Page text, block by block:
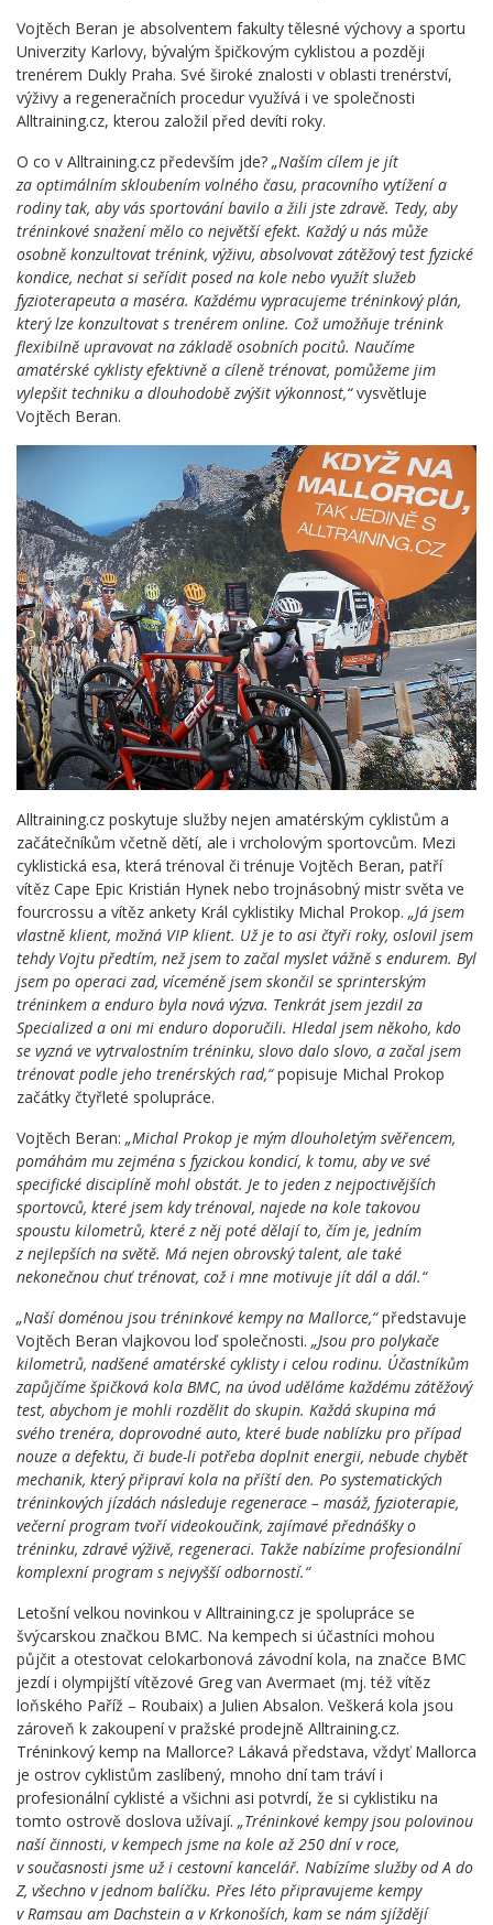
Vojtěch Beran je absolventem fakulty tělesné výchovy a sportu
Univerzity Karlovy, bývalým špičkovým cyklistou a později
trenérem Dukly Praha. Své široké znalosti v oblasti trenérství,
výživy a regeneračních procedur využívá i ve společnosti
Alltraining.cz, kterou založil před devíti roky.
O co v Alltraining.cz především jde? „Naším cílem je jít
za optimálním skloubením volného času, pracovního vytížení a
rodiny tak, aby vás sportování bavilo a žili jste zdravě. Tedy, aby
tréninkové snažení mělo co největší efekt. Každý u nás může
osobně konzultovat trénink, výživu, absolvovat zátěžový test fyzické
kondice, nechat si seřídit posed na kole nebo využít služeb
fyzioterapeuta a maséra. Každému vypracujeme tréninkový plán,
který lze konzultovat s trenérem online. Což umožňuje trénink
flexibilně upravovat na základě osobních pocitů. Naučíme
amatérské cyklisty efektivně a cíleně trénovat, pomůžeme jim
vylepšit techniku a dlouhodobě zvýšit výkonnost,“vysvětluje
Vojtěch Beran.
Alltraining.cz poskytuje služby nejen amatérským cyklistům a
začátečníkům včetně dětí, ale i vrcholovým sportovcům. Mezi
cyklistická esa, která trénoval či trénuje Vojtěch Beran, patří
vítěz Cape Epic Kristián Hynek nebo trojnásobný mistr světa ve
fourcrossu a vítěz ankety Král cyklistiky Michal Prokop. „Já jsem
vlastně klient, možná VIP klient. Už je to asi čtyři roky, oslovil jsem
tehdy Vojtu předtím, než jsem to začal myslet vážně s endurem. Byl
jsem po operaci zad, víceméně jsem skončil se sprinterským
tréninkem a enduro byla nová výzva. Tenkrát jsem jezdil za
Specialized a oni mi enduro doporučili. Hledal jsem někoho, kdo
se vyzná ve vytrvalostním tréninku, slovo dalo slovo, a začal jsem
trénovat podle jeho trenérských rad,“popisuje Michal Prokop
začátky čtyřleté spolupráce.
Vojtěch Beran: „Michal Prokop je mým dlouholetým svěřencem,
pomáhám mu zejména s fyzickou kondicí, k tomu, aby ve své
specifické disciplíně mohl obstát. Je to jeden z nejpoctivějších
sportovců, které jsem kdy trénoval, najede na kole takovou
spoustu kilometrů, které z něj poté dělají to, čím je, jedním
z nejlepších na světě. Má nejen obrovský talent, ale také
nekonečnou chuť trénovat, což i mne motivuje jít dál a dál.“
„Naší doménou jsou tréninkové kempy na Mallorce,“představuje
Vojtěch Beran vlajkovou loď společnosti. „Jsou pro polykače
kilometrů, nadšené amatérské cyklisty i celou rodinu. Účastníkům
zapůjčíme špičková kola BMC, na úvod uděláme každému zátěžový
test, abychom je mohli rozdělit do skupin. Každá skupina má
svého trenéra, doprovodné auto, které bude nablízku pro případ
nouze a defektu, či bude-li potřeba doplnit energii, nebude chybět
mechanik, který připraví kola na příští den. Po systematických
tréninkových jízdách následuje regenerace – masáž, fyzioterapie,
večerní program tvoří videokoučink, zajímavé přednášky o
tréninku, zdravé výživě, regeneraci. Takže nabízíme profesionální
komplexní program s nejvyšší odborností.“
Letošní velkou novinkou v Alltraining.cz je spolupráce se
švýcarskou značkou BMC. Na kempech si účastníci mohou
půjčit a otestovat celokarbonová závodní kola, na značce BMC
jezdí i olympijští vítězové Greg van Avermaet (mj. též vítěz
loňského Paříž – Roubaix) a Julien Absalon. Veškerá kola jsou
zároveň k zakoupení v pražské prodejně Alltraining.cz.
Tréninkový kemp na Mallorce? Lákavá představa, vždyť Mallorca
je ostrov cyklistům zaslíbený, mnoho dní tam tráví i
profesionální cyklisté a všichni asi potvrdí, že si cyklistiku na
tomto ostrově doslova užívají. „Tréninkové kempy jsou polovinou
naší činnosti, v kempech jsme na kole až 250 dní v roce,
v současnosti jsme už i cestovní kancelář. Nabízíme služby od A do
Z, všechno v jednom balíčku. Přes léto připravujeme kempy
v Ramsau am Dachstein a v Krkonoších, kam se nám sjíždějí